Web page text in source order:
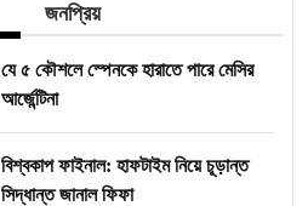
জনপ্রিয়
যে ৫ কৌশলে স্পেনকে হারাতে পারে মেসির
আর্জেন্টিনা
বিশ্বকাপ ফাইনাল: হাফটাইম নিয়ে চূড়ান্ত
সিদ্ধান্ত জানাল ফিফা